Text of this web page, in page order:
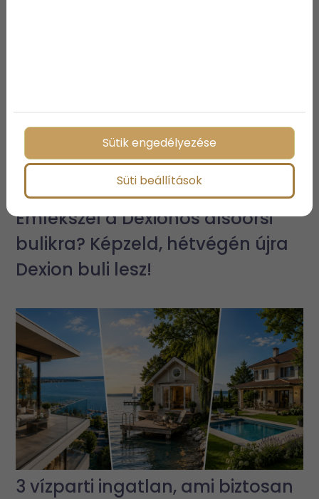
Emlékszel a Dexionos alsóörsi
bulikra? Képzeld, hétvégén újra
Dexion buli lesz!
3 vízparti ingatlan, ami biztosan
Sütik engedélyezése
Süti beállítások